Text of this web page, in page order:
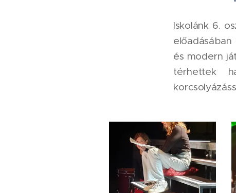
Iskolánk 6.
és modern
térhettek